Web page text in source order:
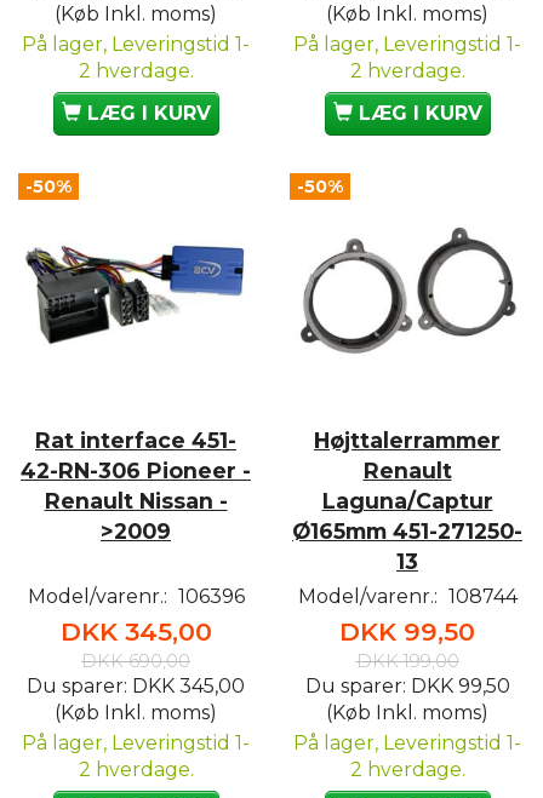
(Køb Inkl. moms)
På lager, Leveringstid 1-
2 hverdage.
LÆG I KURV
(Køb Inkl. moms)
På lager, Leveringstid 1-
2 hverdage.
LÆG I KURV
-50%
Rat interface 451-
42-RN-306 Pioneer -
Renault Nissan -
>2009
Model/varenr.: 106396
DKK 345,00
DKK 690,00
Du sparer: DKK 345,00
(Køb Inkl. moms)
På lager, Leveringstid 1-
2 hverdage.
-50%
Højttalerrammer
Renault
Laguna/Captur
Ø165mm 451-271250-
13
Model/varenr.: 108744
DKK 99,50
DKK 199,00
Du sparer: DKK 99,50
(Køb Inkl. moms)
På lager, Leveringstid 1-
2 hverdage.